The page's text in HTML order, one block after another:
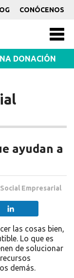
CONÓCENOS
DONACIÓN
ayudan a
Empresarial
las cosas bien,
Lo que es
de solucionar
demás.